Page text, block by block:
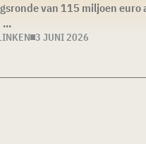
van 115 miljoen euro
...
3 JUNI 2026